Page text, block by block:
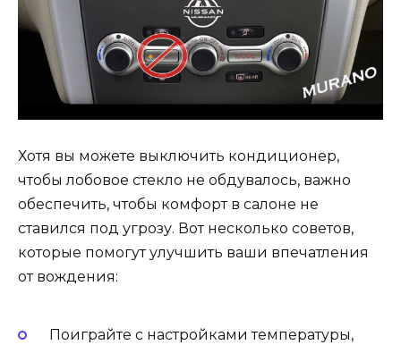
Хотя вы можете выключить кондиционер,
чтобы лобовое стекло не обдувалось, важно
обеспечить, чтобы комфорт в салоне не
ставился под угрозу. Вот несколько советов,
которые помогут улучшить ваши впечатления
от вождения:
Поиграйте с настройками температуры,